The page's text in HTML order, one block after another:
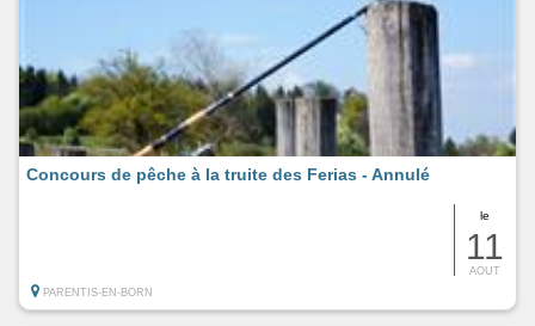
le
11
AOUT
Concours de pêche à la truite des Ferias - Annulé
PARENTIS-EN-BORN